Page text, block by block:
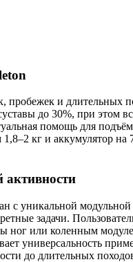
и длительных
до 30%, при этом
помощь для
кг и аккумулятор
с уникальной модульной
задачи.
ног или коленным
универсальность
до длительных